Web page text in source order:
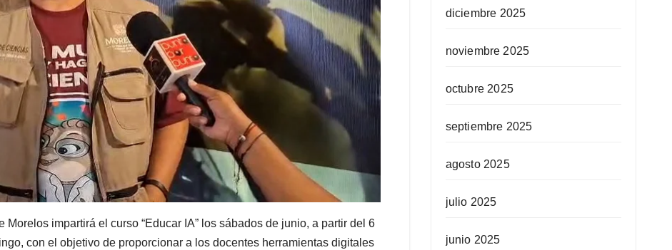
impartirá el curso “Educar IA” los sábados de junio, a partir del 6
con el objetivo de proporcionar a los docentes herramientas digitales
diciembre 2025
noviembre 2025
octubre 2025
septiembre 2025
agosto 2025
julio 2025
junio 2025